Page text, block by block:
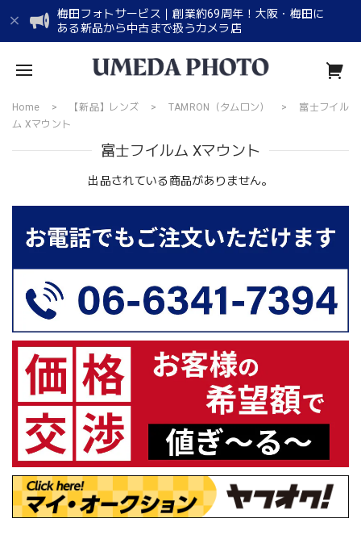
梅田フォトサービス｜創業約69周年！大阪・梅田に
ある新品から中古まで扱うカメラ店
Home 【新品】レンズ TAMRON（タムロン）
富士フイル
ム Xマウント
富士フイルム Xマウント
出品されている商品がありません。